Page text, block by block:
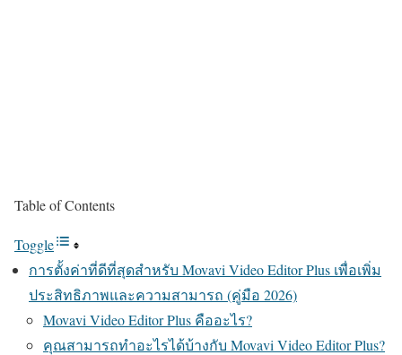
Table of Contents
Toggle
การตั้งค่าที่ดีที่สุดสำหรับ Movavi Video Editor Plus เพื่อเพิ่ม
ประสิทธิภาพและความสามารถ (คู่มือ 2026)
Movavi Video Editor Plus คืออะไร?
คุณสามารถทำอะไรได้บ้างกับ Movavi Video Editor Plus?